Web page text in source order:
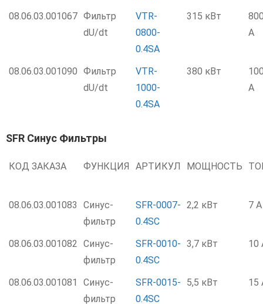
08.06.03.001067 Фильтр
dU/dt
VTR-
0800-
0.4SA
315 кВт
А
08.06.03.001090 Фильтр
dU/dt
VTR-
1000-
0.4SA
380 кВт
А
SFR Синус Фильтры
КОД ЗАКАЗА ФУНКЦИЯ АРТИКУЛ МОЩНОСТЬ
08.06.03.001083
Синус-
фильтр
SFR-0007-
0.4SC
2,2 кВт 7 А
08.06.03.001082 Синус-
фильтр
SFR-0010-
0.4SC
3,7 кВт 10
08.06.03.001081
Синус-
фильтр
SFR-0015-
0.4SC
5,5 кВт 15